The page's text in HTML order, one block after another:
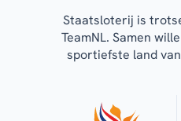
Staatsloterij is
TeamNL. Samen
sportiefste land